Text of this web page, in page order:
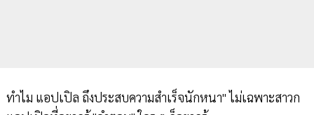
ทำไม แอปเปิล ถึงประสบความสำเร็จนักหนา" ไม่เฉพาะสาวก